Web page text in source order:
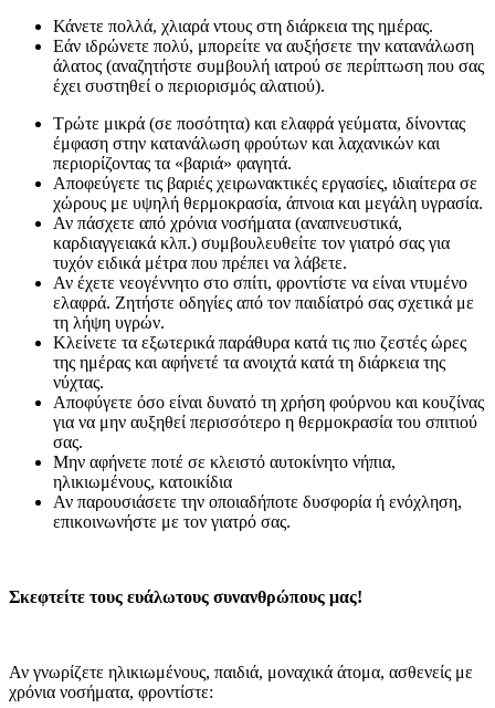
Κάνετε πολλά, χλιαρά ντους στη διάρκεια της ημέρας.
Εάν ιδρώνετε πολύ, μπορείτε να αυξήσετε την κατανάλωση
άλατος (αναζητήστε συμβουλή ιατρού σε περίπτωση που σας
έχει συστηθεί ο περιορισμός αλατιού).
Τρώτε μικρά (σε ποσότητα) και ελαφρά γεύματα, δίνοντας
έμφαση στην κατανάλωση φρούτων και λαχανικών και
περιορίζοντας τα «βαριά» φαγητά.
Αποφεύγετε τις βαριές χειρωνακτικές εργασίες, ιδιαίτερα σε
χώρους με υψηλή θερμοκρασία, άπνοια και μεγάλη υγρασία.
Αν πάσχετε από χρόνια νοσήματα (αναπνευστικά,
καρδιαγγειακά κλπ.) συμβουλευθείτε τον γιατρό σας για
τυχόν ειδικά μέτρα που πρέπει να λάβετε.
Αν έχετε νεογέννητο στο σπίτι, φροντίστε να είναι ντυμένο
ελαφρά. Ζητήστε οδηγίες από τον παιδίατρό σας σχετικά με
τη λήψη υγρών.
Κλείνετε τα εξωτερικά παράθυρα κατά τις πιο ζεστές ώρες
της ημέρας και αφήνετέ τα ανοιχτά κατά τη διάρκεια της
νύχτας.
Αποφύγετε όσο είναι δυνατό τη χρήση φούρνου και κουζίνας
για να μην αυξηθεί περισσότερο η θερμοκρασία του σπιτιού
σας.
Μην αφήνετε ποτέ σε κλειστό αυτοκίνητο νήπια,
ηλικιωμένους, κατοικίδια
Αν παρουσιάσετε την οποιαδήποτε δυσφορία ή ενόχληση,
επικοινωνήστε με τον γιατρό σας.
Σκεφτείτε τους ευάλωτους συνανθρώπους μας!
Αν γνωρίζετε ηλικιωμένους, παιδιά, μοναχικά άτομα, ασθενείς με
χρόνια νοσήματα, φροντίστε: